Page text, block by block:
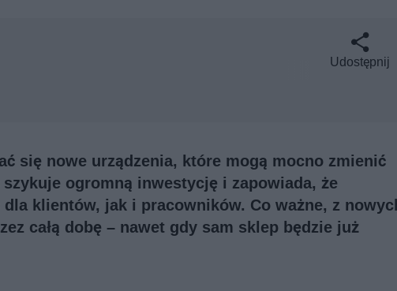
Udostępnij
się nowe urządzenia, które mogą mocno zmienić
ogromną inwestycję i zapowiada, że
klientów, jak i pracowników. Co ważne, z
całą dobę – nawet gdy sam sklep będzie już